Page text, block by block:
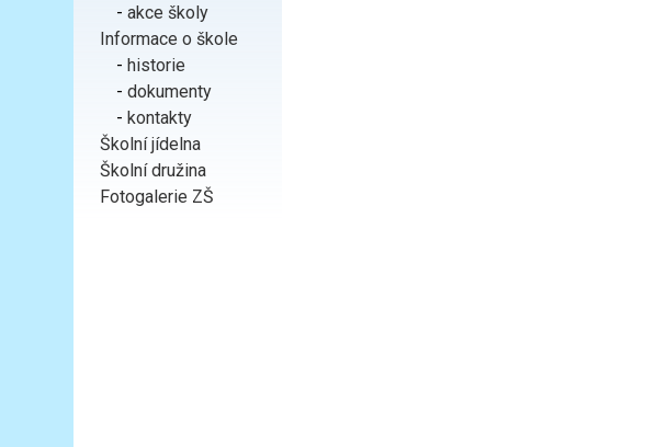
-akce školy
Informace o škole
-historie
-dokumenty
-kontakty
Školní jídelna
Školní družina
Fotogalerie ZŠ